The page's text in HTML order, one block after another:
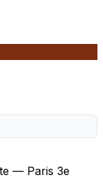
— Paris 3e